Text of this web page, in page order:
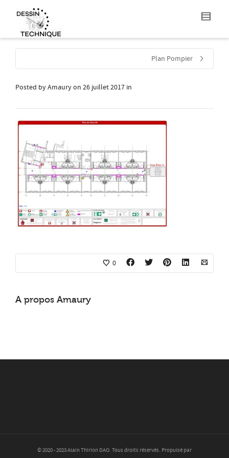
Plan Pompier
Posted byAmauryon 26 juillet 2017 in
0
A propos Amaury
© 2020 - 2023 Alain Thirion DAO. Tous droits réservés. Propulsé par